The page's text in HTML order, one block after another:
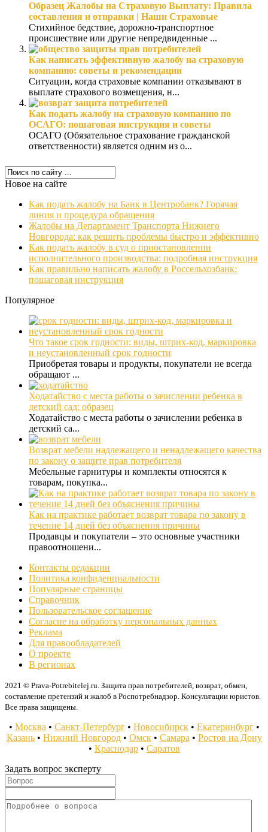
Образец Жалобы на Страховую Выплату: Правила
составления и отправки | Наши Страховые
Стихийное бедствие, дорожно-транспортное
происшествие или другие непредвиденные ...
Как написать эффективную жалобу на страховую
компанию: советы и рекомендации
Ситуации, когда страховые компании отказывают в
выплате страхового возмещения, н...
Как подать жалобу на страховую компанию по
ОСАГО: пошаговая инструкция и советы
ОСАГО (Обязательное страхование гражданской
ответственности) является одним из о...
Новое на сайте
Как подать жалобу на Банк в Центробанк? Горячая
линия и процедура обращения
Жалобы на Департамент Транспорта Нижнего
Новгорода: как решить проблемы быстро и эффективно
Как подать жалобу в суд о приостановлении
исполнительного производства: подробная инструкция
Как правильно написать жалобу в Россельхозбанк:
пошаговая инструкция
Популярное
Что такое срок годности: виды, штрих-код, маркировка
и неустановленный срок годности
Приобретая товары и продукты, покупатели не всегда
обращают ...
Ходатайство с места работы о зачислении ребенка в
детский сад: образец
Ходатайство с места работы о зачислении ребенка в
детский са...
Возврат мебели надлежащего и ненадлежащего качества
по закону о защите прав потребителя
Мебельные гарнитуры и комплекты относятся к
товарам, покупка...
Как на практике работает возврат товара по закону в
течение 14 дней без объяснения причины
Продавцы и покупатели – это основные участники
правоотношени...
Контакты редакции
Политика конфиденциальности
Популярные страницы
Справочник
Пользовательское соглашение
Согласие на обработку персональных данных
Реклама
Для правообладателей
О проекте
В регионах
2021 © Prava-Potrebitelej.ru. Защита прав потребителей, возврат, обмен,
составление претензий и жалоб в Роспотребнадзор. Консультации юристов.
Все права защищены.
• Москва • Санкт-Петербург• Новосибирск• Екатеринбург•
Казань• Нижний Новгород• Омск• Самара • Ростов на Дону
• Краснодар• Саратов
Задать вопрос эксперту